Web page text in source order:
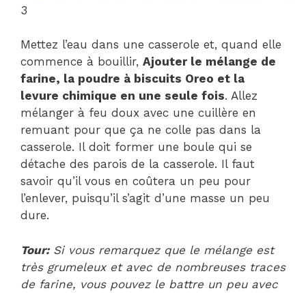
3
Mettez l’eau dans une casserole et, quand elle
commence à bouillir, Ajouter le mélange de
farine, la poudre à biscuits Oreo et la
levure chimique en une seule fois. Allez
mélanger à feu doux avec une cuillère en
remuant pour que ça ne colle pas dans la
casserole. Il doit former une boule qui se
détache des parois de la casserole. Il faut
savoir qu’il vous en coûtera un peu pour
l’enlever, puisqu’il s’agit d’une masse un peu
dure.
Tour:Si vous remarquez que le mélange est
très grumeleux et avec de nombreuses traces
de farine, vous pouvez le battre un peu avec